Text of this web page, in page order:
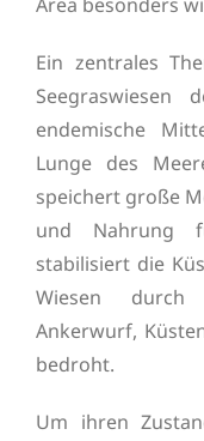
Ein zentrales
Seegraswiesen
endemische
Lunge des
speichert große
und Nahrung
stabilisiert die
Wiesen durch
Ankerwurf,
bedroht.
Um ihren